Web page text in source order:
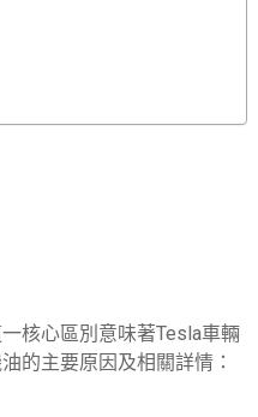
核心區別意味著Tesla車輛
的主要原因及相關詳情：